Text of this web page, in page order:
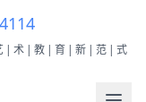
|术|教|育|新|范|式